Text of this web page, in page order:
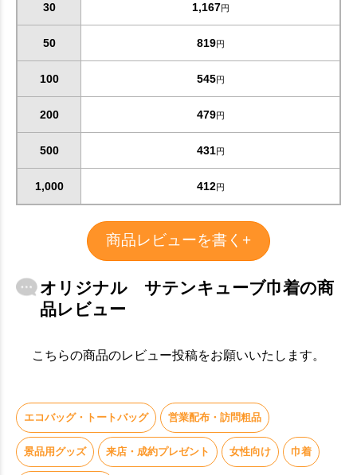
30 1,167 円
50 819円
100 545円
200 479円
500 431円
1,000 412円
商品レビューを書く+
オリジナル サテンキューブ巾着の商
品レビュー
こちらの商品のレビュー投稿をお願いいたします。
エコバッグ・トートバッグ 営業配布・訪問粗品
景品用グッズ 来店・成約プレゼント 女性向け 巾着